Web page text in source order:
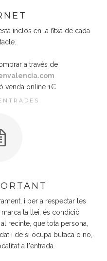
inclòs en la fitxa de cada
a través de
venda online 1€
i per a respectar les
la llei, és condició
recinte, que tota persona,
i de si ocupa butaca o no,
a l'entrada.